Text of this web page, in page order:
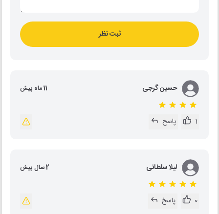
ثبت نظر
حسین گرجی 11 ماه پیش
1 پاسخ
لیلا سلطانی 2 سال پیش
0 پاسخ